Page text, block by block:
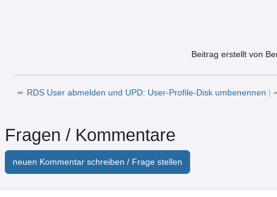
Beitrag erstellt von
➨ RDS User abmelden und UPD: User-Profile-Disk umbenennen |
Fragen / Kommentare
neuen Kommentar schreiben / Frage stellen